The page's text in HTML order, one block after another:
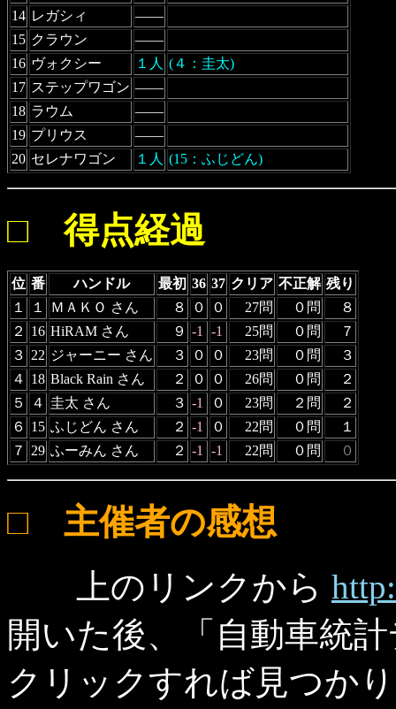
14 レガシィ
――
15 クラウン
――
16 ヴォクシー １人 (４：圭太)
17 ステップワゴン ――
18 ラウム
――
19 プリウス
――
20 セレナワゴン １人 (15：ふじどん)
□ 得点経過
位 番 ハンドル 最初 36 37 クリア 不正解 残り
１
１ ＭＡＫＯ さん ８ ０ ０ 27問 ０問
８
２
16 HiRAM さん ９ -1 -1 25問 ０問
７
３ 22 ジャーニー さん ３ ０ ０ 23問 ０問
３
４ 18 Black Rain さん ２ ０ ０ 26問 ０問
２
５
４ 圭太 さん ３ -1 ０ 23問 ２問
２
６
15 ふじどん さん ２ -1 ０ 22問 ０問
１
７
29 ふーみん さん ２ -1 -1 22問 ０問 ０
□ 主催者の感想
上のリンクから
開いた後、「自動車統
クリックすれば見つか